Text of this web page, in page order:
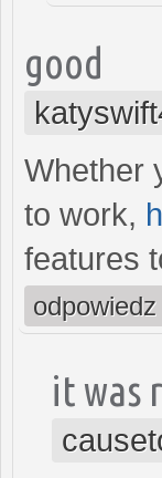
good
Whether
to work,
features
odpowiedz
it was